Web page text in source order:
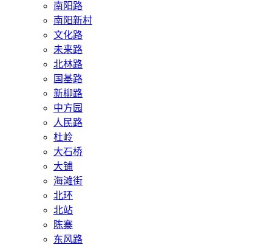
南阳路
南阳新村
文化路
未来路
北林路
国基路
新柳路
中方园
人民路
杜岭
大石桥
大铺
海滩街
北环
北站
陈寨
东风路